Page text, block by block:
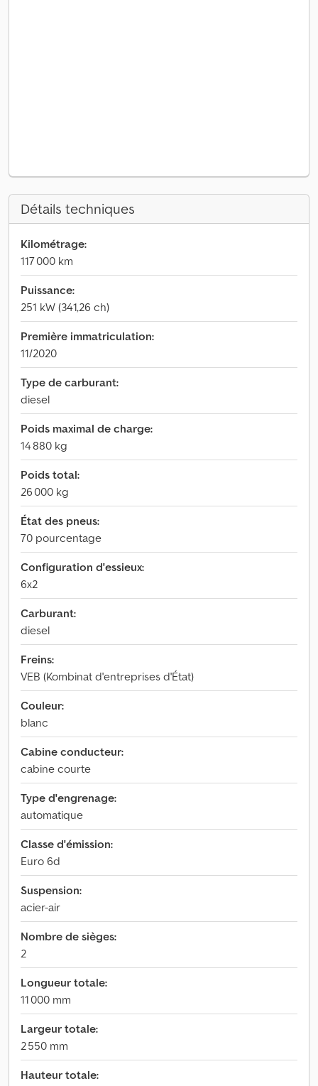
Détails techniques
Kilométrage:
117 000 km
Puissance:
251 kW (341,26 ch)
Première immatriculation:
11/2020
Type de carburant:
diesel
Poids maximal de charge:
14 880 kg
Poids total:
26 000 kg
État des pneus:
70 pourcentage
Configuration d'essieux:
6x2
Carburant:
diesel
Freins:
VEB (Kombinat d'entreprises d'État)
Couleur:
blanc
Cabine conducteur:
cabine courte
Type d'engrenage:
automatique
Classe d'émission:
Euro 6d
Suspension:
acier-air
Nombre de sièges:
2
Longueur totale:
11 000 mm
Largeur totale:
2 550 mm
Hauteur totale: